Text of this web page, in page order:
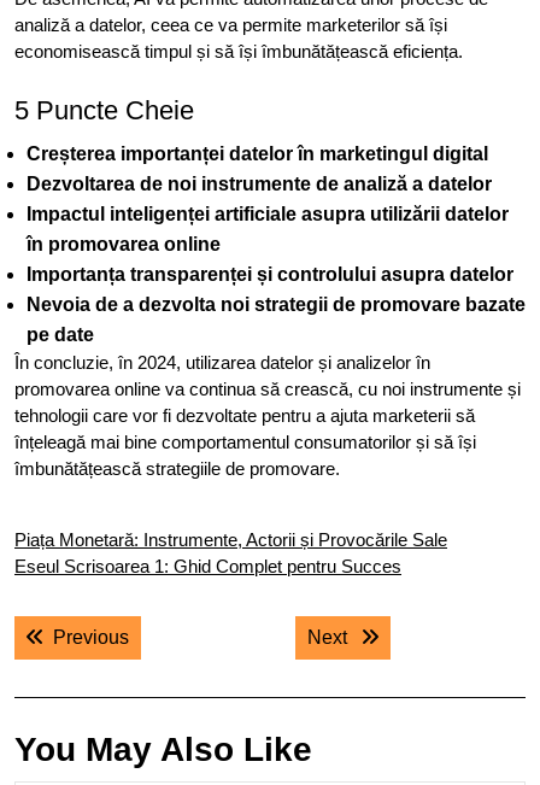
analiză a datelor, ceea ce va permite marketerilor să își
economisească timpul și să își îmbunătățească eficiența.
5 Puncte Cheie
Creșterea importanței datelor în marketingul digital
Dezvoltarea de noi instrumente de analiză a datelor
Impactul inteligenței artificiale asupra utilizării datelor
în promovarea online
Importanța transparenței și controlului asupra datelor
Nevoia de a dezvolta noi strategii de promovare bazate
pe date
În concluzie, în 2024, utilizarea datelor și analizelor în
promovarea online va continua să crească, cu noi instrumente și
tehnologii care vor fi dezvoltate pentru a ajuta marketerii să
înțeleagă mai bine comportamentul consumatorilor și să își
îmbunătățească strategiile de promovare.
Piața Monetară: Instrumente, Actorii și Provocările Sale
Eseul Scrisoarea 1: Ghid Complet pentru Succes
Navigare
în
PreviousPrevious post: Next Next post:
You May Also Like